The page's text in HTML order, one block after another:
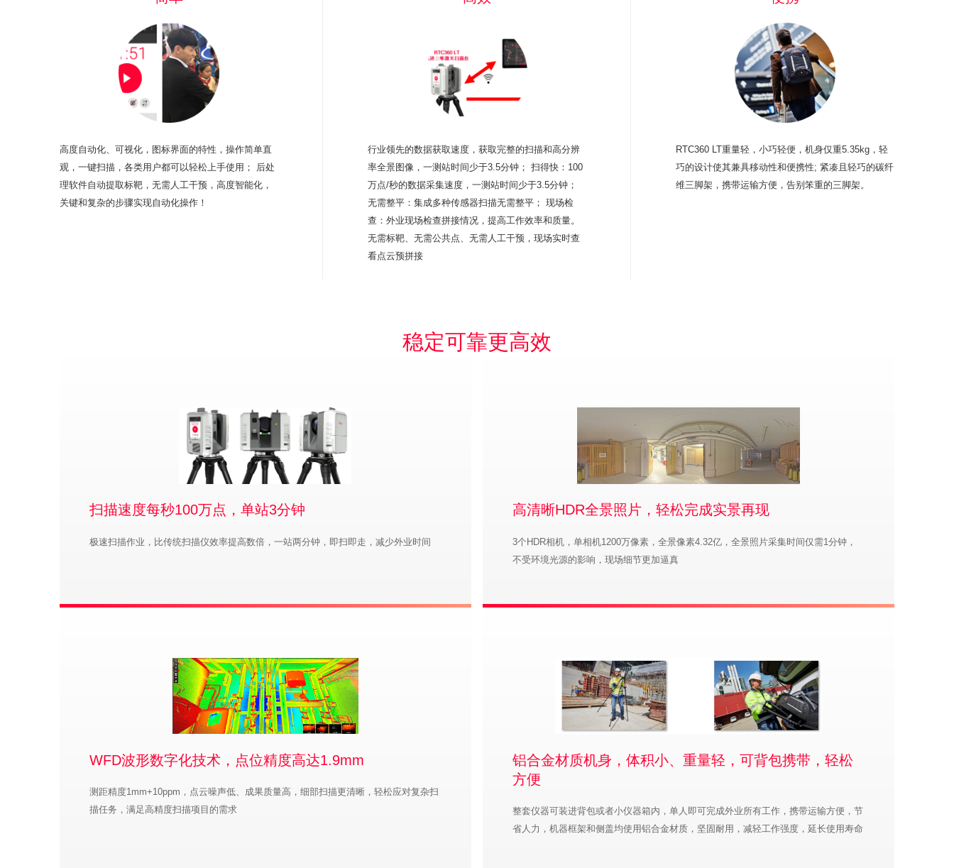
高度自动化、可视化，图标界面的特性，操作简单直
观，一键扫描，各类用户都可以轻松上手使用； 后处
理软件自动提取标靶，无需人工干预，高度智能化，
关键和复杂的步骤实现自动化操作！
行业领先的数据获取速度，获取完整的扫描和高分辨
率全景图像，一测站时间少于3.5分钟； 扫得快：100
万点/秒的数据采集速度，一测站时间少于3.5分钟；
无需整平：集成多种传感器扫描无需整平； 现场检
查：外业现场检查拼接情况，提高工作效率和质量。
无需标靶、无需公共点、无需人工干预，现场实时查
看点云预拼接
RTC360 LT重量轻，小巧轻便，机身仅重5.35kg，轻
巧的设计使其兼具移动性和便携性; 紧凑且轻巧的碳纤
维三脚架，携带运输方便，告别笨重的三脚架。
稳定可靠更高效
扫描速度每秒100万点，单站3分钟
极速扫描作业，比传统扫描仪效率提高数倍，一站两分钟，即扫即走，减少外业时间
高清晰HDR全景照片，轻松完成实景再现
3个HDR相机，单相机1200万像素，全景像素4.32亿，全景照片采集时间仅需1分钟，
不受环境光源的影响，现场细节更加逼真
WFD波形数字化技术，点位精度高达1.9mm
测距精度1mm+10ppm，点云噪声低、成果质量高，细部扫描更清晰，轻松应对复杂扫
描任务，满足高精度扫描项目的需求
铝合金材质机身，体积小、重量轻，可背包携带，轻松
方便
整套仪器可装进背包或者小仪器箱内，单人即可完成外业所有工作，携带运输方便，节
省人力，机器框架和侧盖均使用铝合金材质，坚固耐用，减轻工作强度，延长使用寿命